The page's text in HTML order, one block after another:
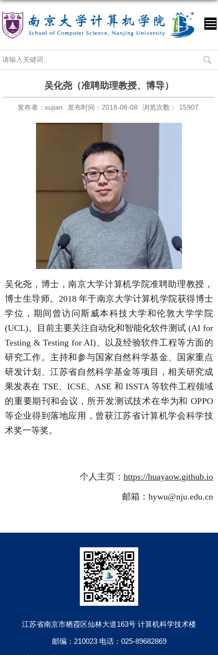
吴化尧（准聘助理教授、博导）
发布者：xujian 发布时间：2018-08-08 浏览次数： 15907
吴化尧，博士，南京大学计算机学院准聘助理教授，
博士生导师。2018 年于南京大学计算机学院获得博士
学位，期间曾访问斯威本科技大学和伦敦大学学院
(UCL)。目前主要关注自动化和智能化软件测试 (AI for
Testing & Testing for AI)、以及经验软件工程等方面的
研究工作。主持和参与国家自然科学基金、国家重点
研发计划、江苏省自然科学基金等项目，相关研究成
果发表在 TSE、ICSE、ASE 和 ISSTA 等软件工程领域
的重要期刊和会议，所开发测试技术在华为和 OPPO
等企业得到落地应用，曾获江苏省计算机学会科学技
术奖一等奖。
个人主页： https://huayaow.github.io
邮箱：hywu@nju.edu.cn
江苏省南京市栖霞区仙林大道163号 计算机科学技术楼
邮编：210023 电话：025-89682869